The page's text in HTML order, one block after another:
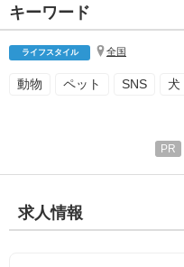
キーワード
ライフスタイル 全国
動物 ペット SNS 犬
求人情報